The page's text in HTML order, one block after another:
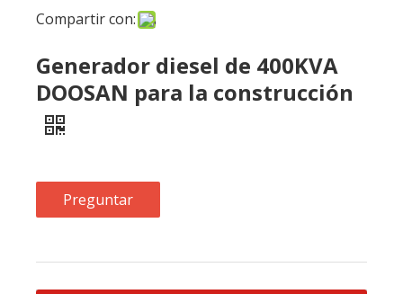
Compartir con:
Generador diesel de 400KVA
DOOSAN para la construcción
Preguntar